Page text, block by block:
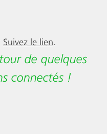
Suivez le lien.
de quelques
connectés !